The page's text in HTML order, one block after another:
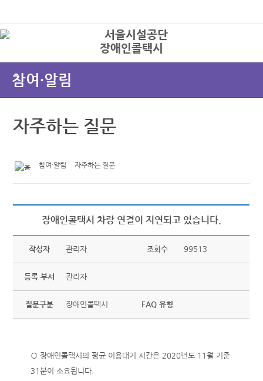
장애인콜택시
참여·알림
자주하는 질문
참여·알림 자주하는 질문
장애인콜택시 차량 연결이 지연되고 있습니다.
작성자 관리자 조회수 99513
등록 부서 관리자
질문구분 장애인콜택시 FAQ 유형
○ 장애인콜택시의 평균 이용대기 시간은 2020년도 11월 기준
31분이 소요됩니다.